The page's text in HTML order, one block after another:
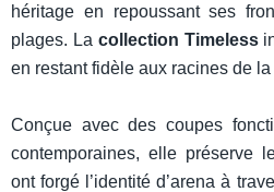
héritage en repoussant ses
plages. La collection Timeless
en restant fidèle aux racines de la
Conçue avec des coupes
contemporaines, elle préserve
ont forgé l’identité d’arena à